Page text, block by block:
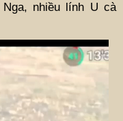
nhiều lính U cà